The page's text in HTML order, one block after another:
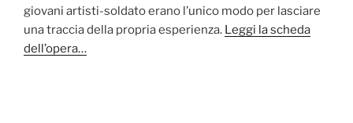
giovani artisti-soldato erano l’unico modo per lasciare
una traccia della propria esperienza. Leggi la scheda
dell’opera…